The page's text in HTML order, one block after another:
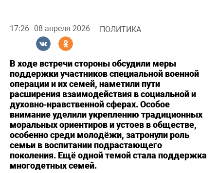
17:26 08 апреля 2026 ПОЛИТИКА
В ходе встречи стороны обсудили меры
поддержки участников специальной военной
операции и их семей, наметили пути
расширения взаимодействия в социальной и
духовно‑нравственной сферах. Особое
внимание уделили укреплению традиционных
моральных ориентиров и устоев в обществе,
особенно среди молодёжи, затронули роль
семьи в воспитании подрастающего
поколения. Ещё одной темой стала поддержка
многодетных семей.